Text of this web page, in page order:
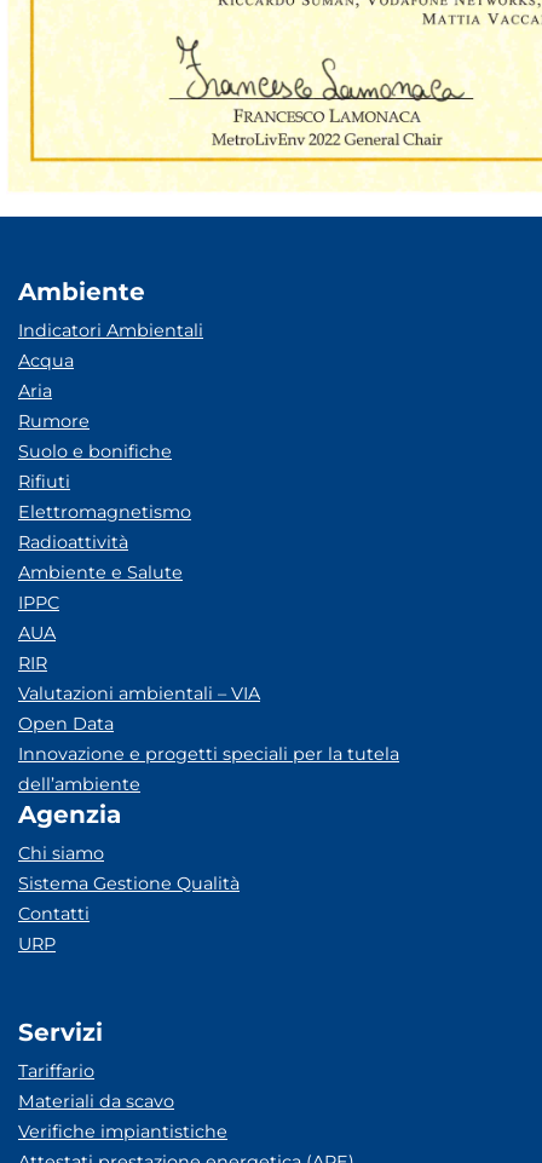
Ambiente
Indicatori Ambientali
Acqua
Aria
Rumore
Suolo e bonifiche
Rifiuti
Elettromagnetismo
Radioattività
Ambiente e Salute
IPPC
AUA
RIR
Valutazioni ambientali – VIA
Open Data
Innovazione e progetti speciali per la tutela
dell’ambiente
Agenzia
Chi siamo
Sistema Gestione Qualità
Contatti
URP
Servizi
Tariffario
Materiali da scavo
Verifiche impiantistiche